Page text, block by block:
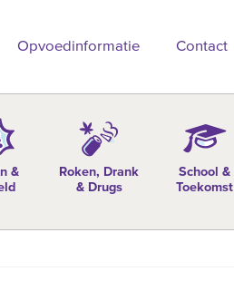
Opvoedinformatie Contact
&
Roken, Drank
& Drugs
School &
Toekomst